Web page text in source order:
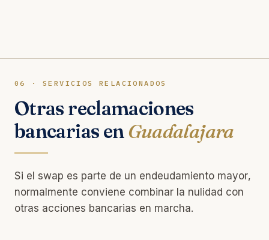
06 · SERVICIOS RELACIONADOS
Otras reclamaciones
bancarias enGuadalajara
Si el swap es parte de un endeudamiento mayor,
normalmente conviene combinar la nulidad con
otras acciones bancarias en marcha.